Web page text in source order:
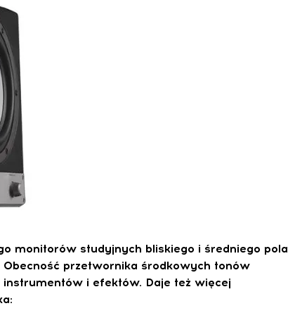
monitorów studyjnych bliskiego i średniego pola
przetwornika środkowych tonów
i efektów. Daje też więcej